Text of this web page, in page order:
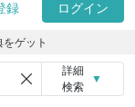
録 ログイン
ゲット
詳細
検索
▼